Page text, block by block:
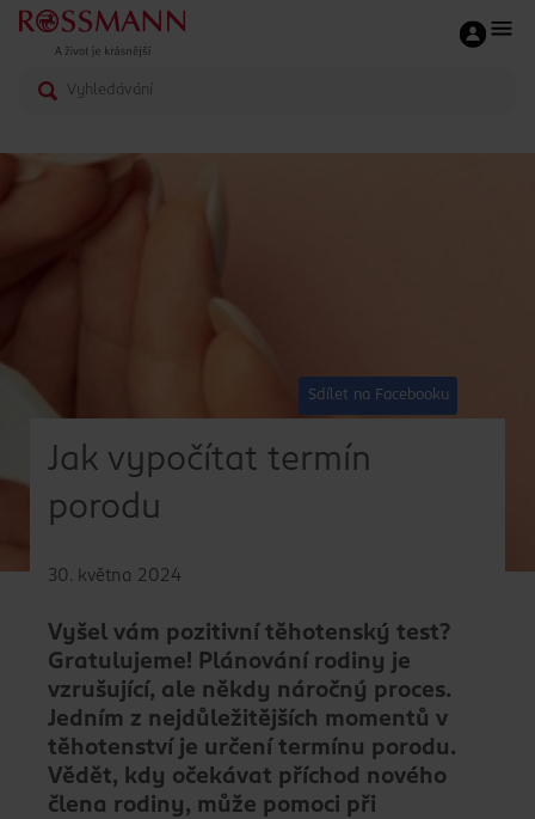
Jak vypočítat termín
porodu
Sdílet na Facebooku
30. května 2024
Vyšel vám pozitivní těhotenský test?
Gratulujeme! Plánování rodiny je
vzrušující, ale někdy náročný proces.
Jedním z nejdůležitějších momentů v
těhotenství je určení termínu porodu.
Vědět, kdy očekávat příchod nového
člena rodiny, může pomoci při